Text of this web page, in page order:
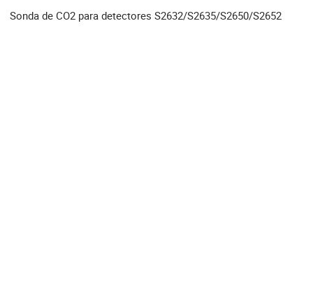
Sonda de CO2 para detectores S2632/S2635/S2650/S2652